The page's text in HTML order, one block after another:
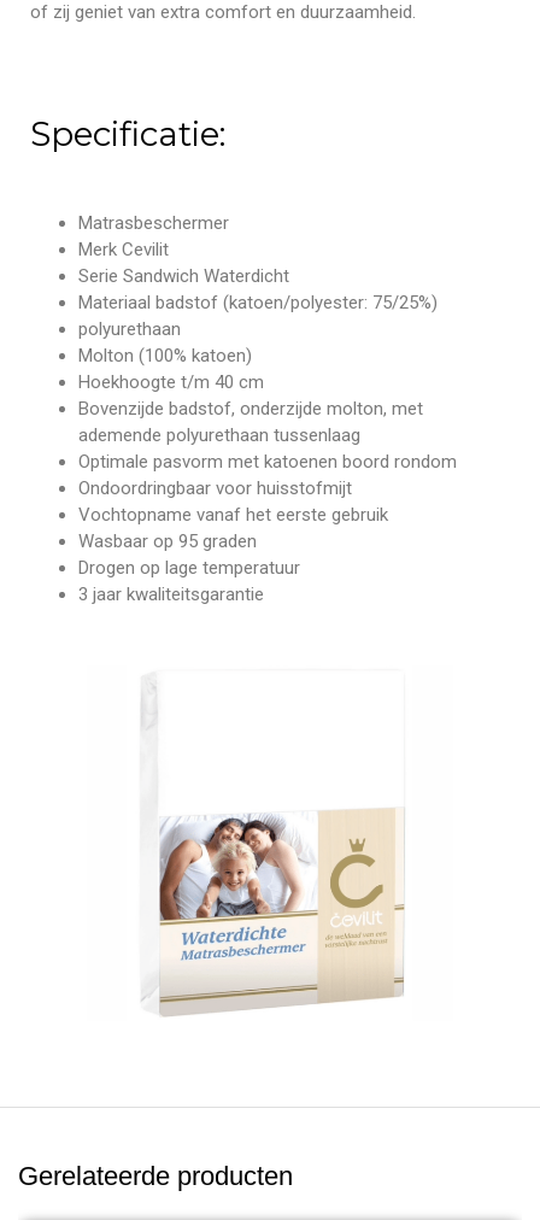
of zij geniet van extra comfort en duurzaamheid.
Specificatie:
Matrasbeschermer
Merk Cevilit
Serie Sandwich Waterdicht
Materiaal badstof (katoen/polyester: 75/25%)
polyurethaan
Molton (100% katoen)
Hoekhoogte t/m 40 cm
Bovenzijde badstof, onderzijde molton, met
ademende polyurethaan tussenlaag
Optimale pasvorm met katoenen boord rondom
Ondoordringbaar voor huisstofmijt
Vochtopname vanaf het eerste gebruik
Wasbaar op 95 graden
Drogen op lage temperatuur
3 jaar kwaliteitsgarantie
Gerelateerde producten